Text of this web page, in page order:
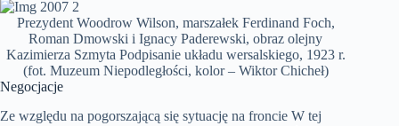
Prezydent Woodrow Wilson, marszałek Ferdinand Foch,
Roman Dmowski i Ignacy Paderewski, obraz olejny
Kazimierza Szmyta Podpisanie układu wersalskiego, 1923 r.
(fot. Muzeum Niepodległości, kolor – Wiktor Chicheł)
Negocjacje
Ze względu na pogorszającą się sytuację na froncie W tej